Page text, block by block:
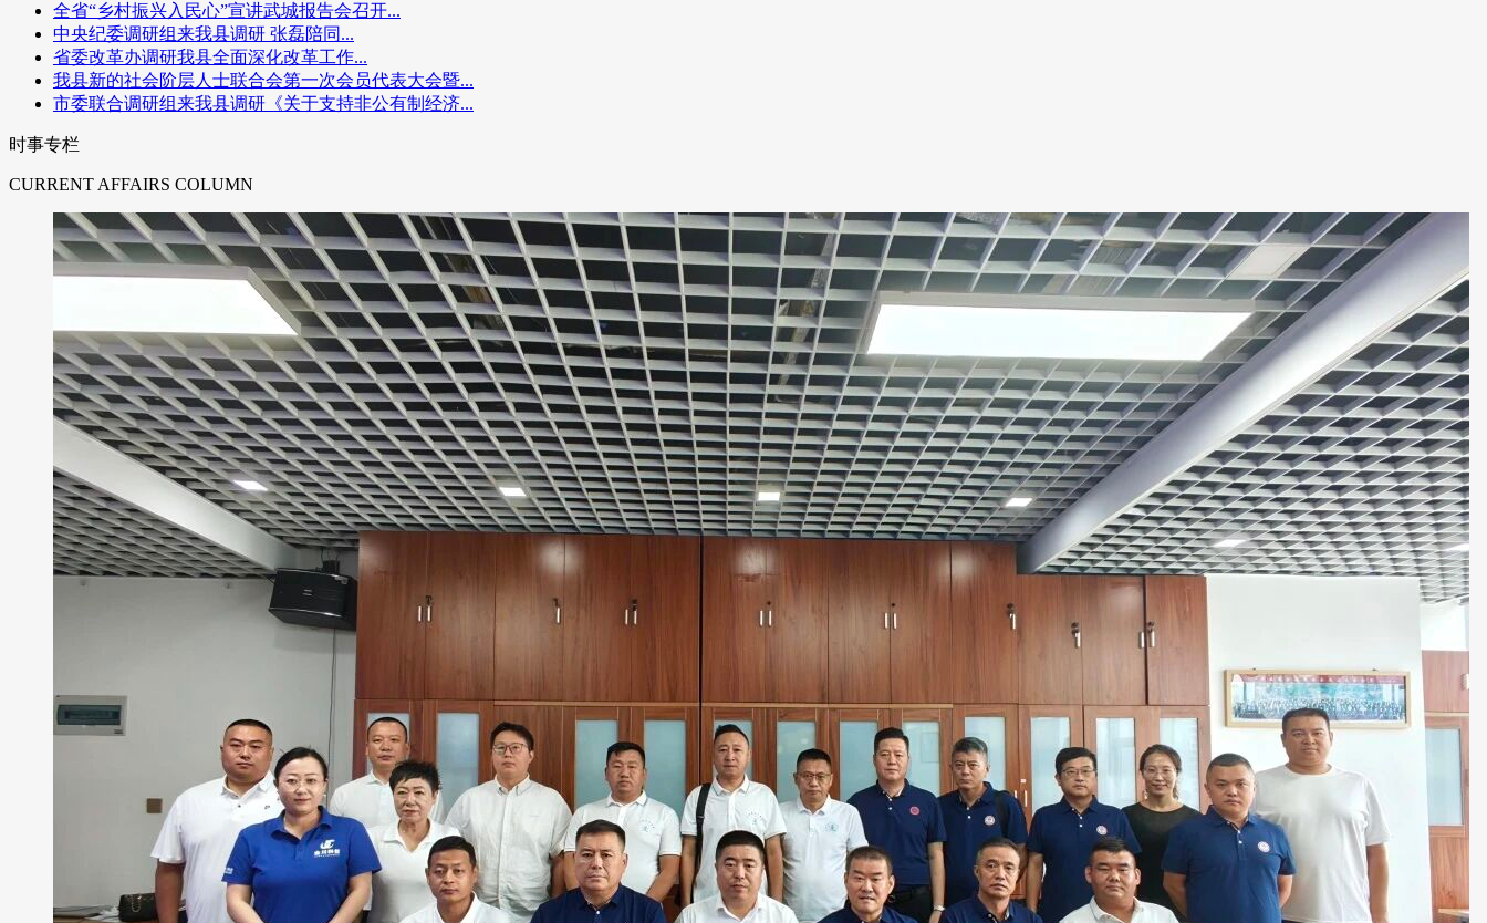
全省“乡村振兴入民心”宣讲武城报告会召开...
中央纪委调研组来我县调研 张磊陪同...
省委改革办调研我县全面深化改革工作...
我县新的社会阶层人士联合会第一次会员代表大会暨...
市委联合调研组来我县调研《关于支持非公有制经济...
时事专栏
CURRENT AFFAIRS COLUMN